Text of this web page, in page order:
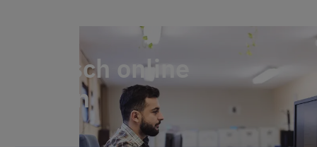
Deutsch online
lernen